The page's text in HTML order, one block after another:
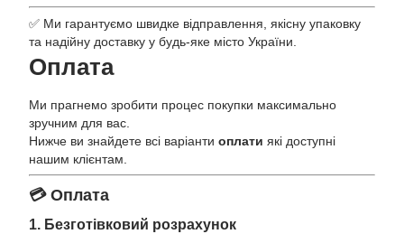
✅ Ми гарантуємо швидке відправлення, якісну упаковку
та надійну доставку у будь-яке місто України.
Оплата
Ми прагнемо зробити процес покупки максимально
зручним для вас.
Нижче ви знайдете всі варіанти оплати які доступні
нашим клієнтам.
💳 Оплата
1. Безготівковий розрахунок